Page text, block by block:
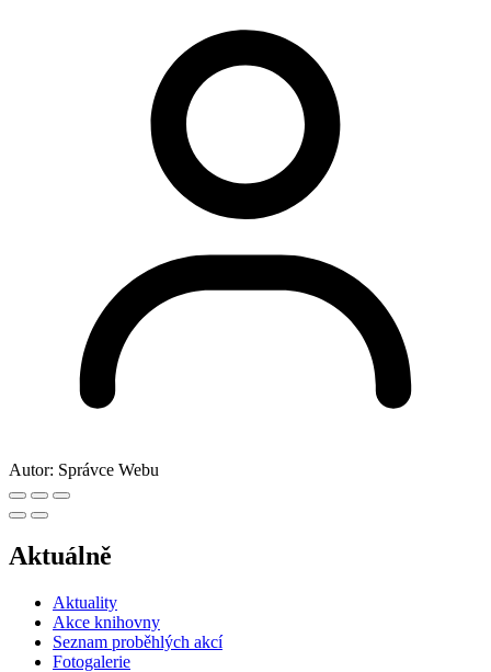
Autor: Správce Webu
Aktuálně
Aktuality
Akce knihovny
Seznam proběhlých akcí
Fotogalerie